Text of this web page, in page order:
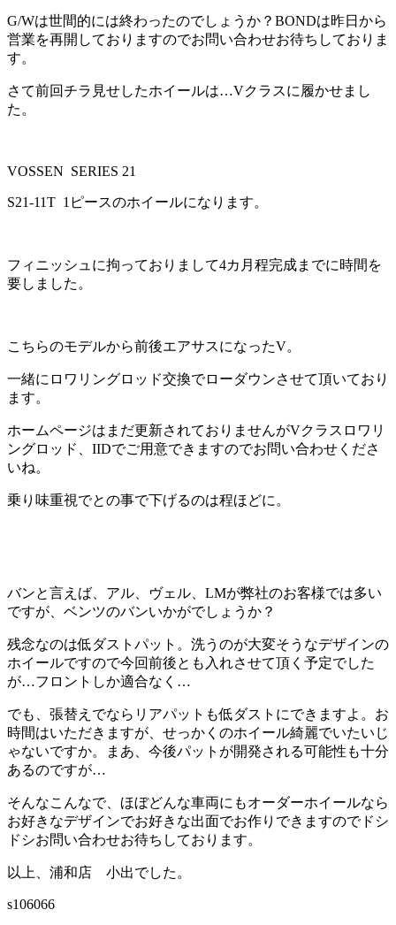
G/Wは世間的には終わったのでしょうか？BONDは昨日から
営業を再開しておりますのでお問い合わせお待ちしておりま
す。
さて前回チラ見せしたホイールは…Vクラスに履かせまし
た。
VOSSEN SERIES 21
S21-11T 1ピースのホイールになります。
フィニッシュに拘っておりまして4カ月程完成までに時間を
要しました。
こちらのモデルから前後エアサスになったV。
一緒にロワリングロッド交換でローダウンさせて頂いており
ます。
ホームページはまだ更新されておりませんがVクラスロワリ
ングロッド、IIDでご用意できますのでお問い合わせくださ
いね。
乗り味重視でとの事で下げるのは程ほどに。
バンと言えば、アル、ヴェル、LMが弊社のお客様では多い
ですが、ベンツのバンいかがでしょうか？
残念なのは低ダストパット。洗うのが大変そうなデザインの
ホイールですので今回前後とも入れさせて頂く予定でした
が…フロントしか適合なく…
でも、張替えでならリアパットも低ダストにできますよ。お
時間はいただきますが、せっかくのホイール綺麗でいたいじ
ゃないですか。まあ、今後パットが開発される可能性も十分
あるのですが…
そんなこんなで、ほぼどんな車両にもオーダーホイールなら
お好きなデザインでお好きな出面でお作りできますのでドシ
ドシお問い合わせお待ちしております。
以上、浦和店 小出でした。
s106066